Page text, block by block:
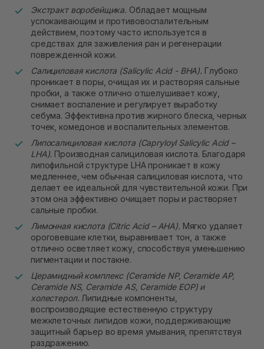
Экстракт воробейщика. Обладает мощным
успокаивающим и противовоспалительным
действием, поэтому часто используется в
средствах для заживления ран и регенерации
поврежденной кожи.
Салициловая кислота (Salicylic Acid - BHA). Глубоко
проникает в поры, очищая их и растворяя сальные
пробки, а также отлично отшелушивает кожу,
снимает воспаление и регулирует выработку
себума. Эффективна против жирного блеска, черных
точек, комедонов и воспалительных элементов.
Липосалициловая кислота (Capryloyl Salicylic Acid –
LHA). Производная салициловая кислота. Благодаря
липофильной структуре LHA проникает в кожу
медленнее, чем обычная салициловая кислота, что
делает ее идеальной для чувствительной кожи. При
этом она эффективно очищает поры и растворяет
сальные пробки.
Лимонная кислота (Citric Acid – AHA). Мягко удаляет
ороговевшие клетки, выравнивает тон, а также
отлично осветляет кожу, способствуя уменьшению
пигментации и постакне.
Церамидный комплекс (Ceramide NP, Ceramide AP,
Ceramide NS, Ceramide AS, Ceramide EOP) и
холестерол. Липидные компоненты,
воспроизводящие естественную структуру
межклеточных липидов кожи, поддерживающие
защитный барьер во время умывания, препятствуя
раздражению.